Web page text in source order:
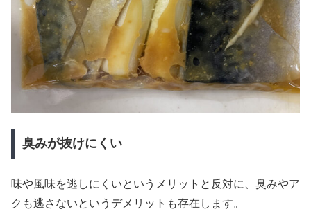
臭みが抜けにくい
味や風味を逃しにくいというメリットと反対に、臭みやア
クも逃さないというデメリットも存在します。